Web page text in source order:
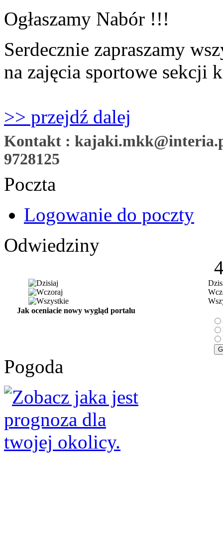
Ogłaszamy Nabór !!!
Serdecznie zapraszamy
na zajęcia sportowe sekcji
>> przejdź dalej
Kontakt :
9728125
Poczta
Logowanie do poczty
Odwiedziny
Jak oceniacie nowy wygląd portalu
Pogoda